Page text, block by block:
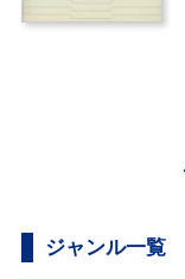
ジャンル一覧